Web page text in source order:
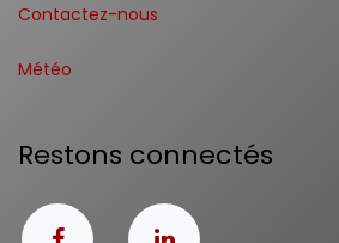
Contactez-nous
Météo
Restons connectés